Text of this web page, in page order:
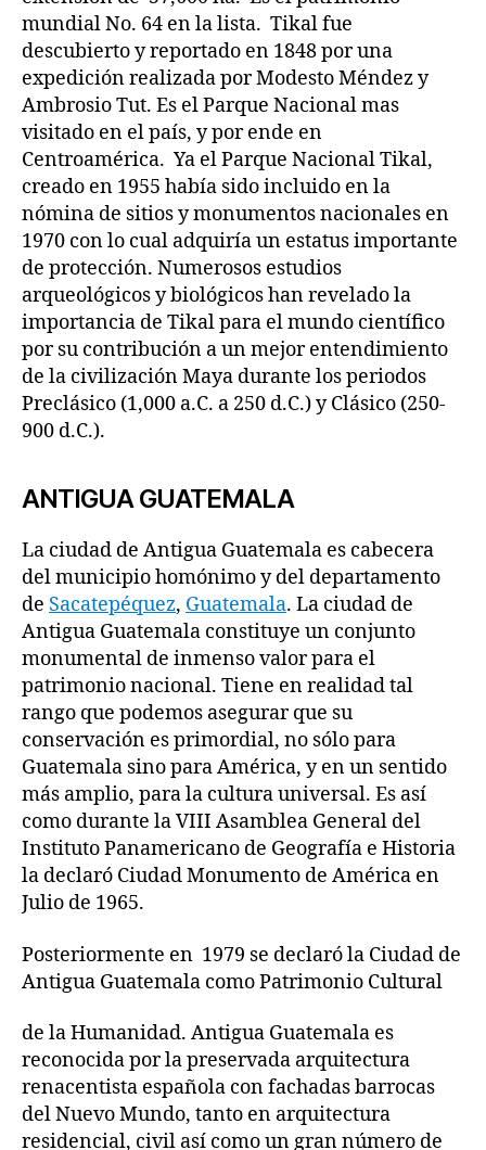
mundial No. 64 en la lista. Tikal fue
descubierto y reportado en 1848 por una
expedición realizada por Modesto Méndez y
Ambrosio Tut. Es el Parque Nacional mas
visitado en el país, y por ende en
Centroamérica. Ya el Parque Nacional Tikal,
creado en 1955 había sido incluido en la
nómina de sitios y monumentos nacionales en
1970 con lo cual adquiría un estatus importante
de protección. Numerosos estudios
arqueológicos y biológicos han revelado la
importancia de Tikal para el mundo científico
por su contribución a un mejor entendimiento
de la civilización Maya durante los periodos
Preclásico (1,000 a.C. a 250 d.C.) y Clásico (250-
900 d.C.).
ANTIGUA GUATEMALA
La ciudad de Antigua Guatemala es cabecera
del municipio homónimo y del departamento
de Sacatepéquez, Guatemala. La ciudad de
Antigua Guatemala constituye un conjunto
monumental de inmenso valor para el
patrimonio nacional. Tiene en realidad tal
rango que podemos asegurar que su
conservación es primordial, no sólo para
Guatemala sino para América, y en un sentido
más amplio, para la cultura universal. Es así
como durante la VIII Asamblea General del
Instituto Panamericano de Geografía e Historia
la declaró Ciudad Monumento de América en
Julio de 1965.
Posteriormente en 1979 se declaró la Ciudad de
Antigua Guatemala como Patrimonio Cultural
de la Humanidad. Antigua Guatemala es
reconocida por la preservada arquitectura
renacentista española con fachadas barrocas
del Nuevo Mundo, tanto en arquitectura
residencial, civil así como un gran número de